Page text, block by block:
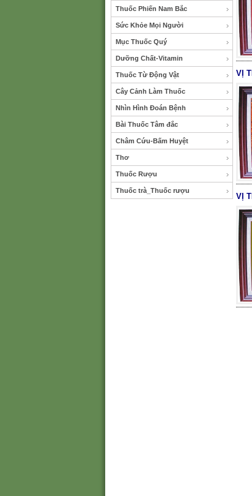
Thuốc Phiến Nam Bắc
Sức Khỏe Mọi Người
Mục Thuốc Quý
Dưỡng Chất-Vitamin
Thuốc Từ Động Vật
Cây Cảnh Làm Thuốc
Nhìn Hình Đoán Bệnh
Bài Thuốc Tâm đắc
Châm Cứu-Bấm Huyệt
Thơ
Thuốc Rượu
Thuốc trà_Thuốc rượu
VỊ
VỊ